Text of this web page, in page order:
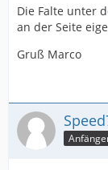
Die Falte unter
an der Seite
Gruß Marco